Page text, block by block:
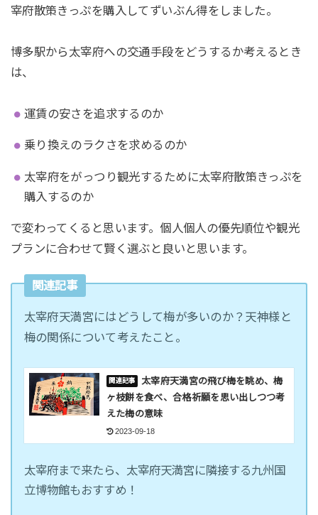
宰府散策きっぷを購入してずいぶん得をしました。
博多駅から太宰府への交通手段をどうするか考えるとき
は、
運賃の安さを追求するのか
乗り換えのラクさを求めるのか
太宰府をがっつり観光するために太宰府散策きっぷを
購入するのか
で変わってくると思います。個人個人の優先順位や観光
プランに合わせて賢く選ぶと良いと思います。
関連記事
太宰府天満宮にはどうして梅が多いのか？天神様と
梅の関係について考えたこと。
太宰府天満宮の飛び梅を眺め、梅
ヶ枝餅を食べ、合格祈願を思い出しつつ考
えた梅の意味
2023-09-18
太宰府まで来たら、太宰府天満宮に隣接する九州国
立博物館もおすすめ！